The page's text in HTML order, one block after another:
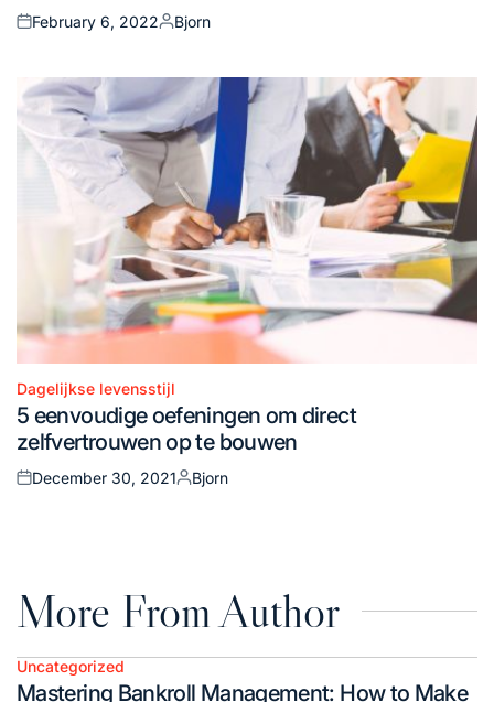
Posted
February 6, 2022
Posted
Bjorn
Posted
in
Dagelijkse levensstijl
5 eenvoudige oefeningen om direct
zelfvertrouwen op te bouwen
Posted
December 30, 2021
Posted
Bjorn
More From Author
Posted
Uncategorized
Mastering Bankroll Management: How to Make